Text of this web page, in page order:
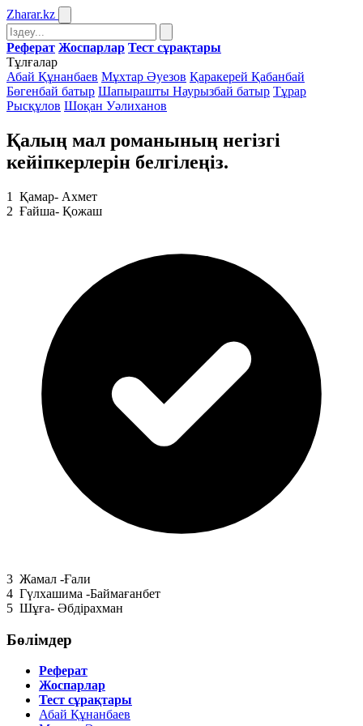
Zharar.kz
Реферат Жоспарлар Тест сұрақтары
Тұлғалар
Абай Құнанбаев Мұхтар Әуезов Қаракерей Қабанбай
Бөгенбай батыр Шапырашты Наурызбай батыр Тұрар
Рысқұлов Шоқан Уәлиханов
Қалың мал романының негізгі
кейіпкерлерін белгілеңіз.
1
Қамар- Ахмет
2 Ғайша- Қожаш
3 Жамал -Ғали
4 Гүлхашима -Баймағанбет
5 Шұға- Әбдірахман
Бөлімдер
Реферат
Жоспарлар
Тест сұрақтары
Абай Құнанбаев